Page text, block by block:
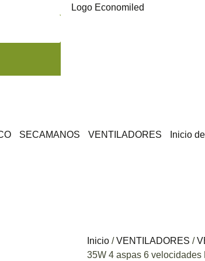
SECAMANOS VENTILADORES Inicio
Inicio /VENTILADORES /
35W 4 aspas 6 velocidades